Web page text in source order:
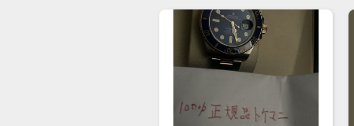
詳しくはマイページ＞お知らせをご
確認ください。